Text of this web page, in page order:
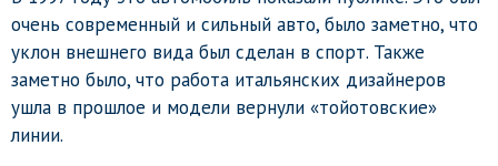
очень современный и сильный авто, было заметно, что
уклон внешнего вида был сделан в спорт. Также
заметно было, что работа итальянских дизайнеров
ушла в прошлое и модели вернули «тойотовские»
линии.